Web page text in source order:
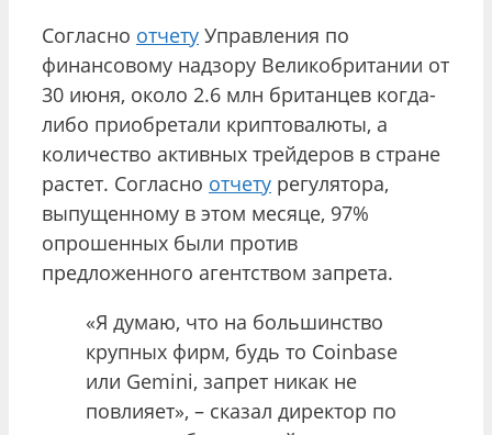
Согласно отчету Управления по
финансовому надзору Великобритании от
30 июня, около 2.6 млн британцев когда-
либо приобретали криптовалюты, а
количество активных трейдеров в стране
растет. Согласно отчету регулятора,
выпущенному в этом месяце, 97%
опрошенных были против
предложенного агентством запрета.
«Я думаю, что на большинство
крупных фирм, будь то Coinbase
или Gemini, запрет никак не
повлияет», – сказал директор по